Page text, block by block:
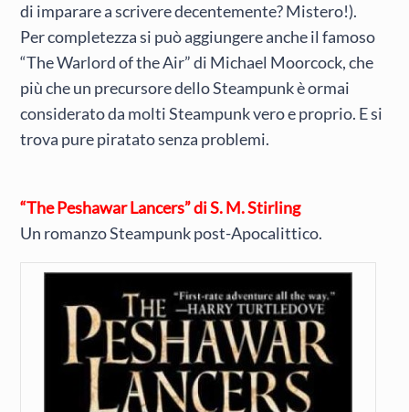
di imparare a scrivere decentemente? Mistero!).
Per completezza si può aggiungere anche il famoso
“The Warlord of the Air” di Michael Moorcock, che
più che un precursore dello Steampunk è ormai
considerato da molti Steampunk vero e proprio. E si
trova pure piratato senza problemi.
“The Peshawar Lancers” di S. M. Stirling
Un romanzo Steampunk post-Apocalittico.